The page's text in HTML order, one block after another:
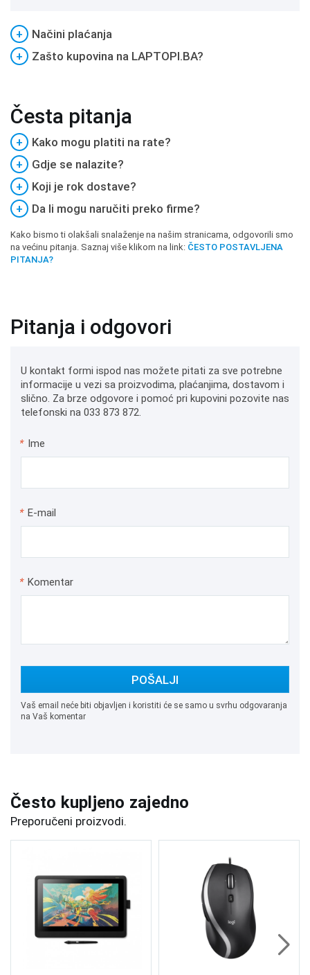
+
Načini plaćanja
+
Zašto kupovina na LAPTOPI.BA?
Česta pitanja
+
Kako mogu platiti na rate?
+
Gdje se nalazite?
+
Koji je rok dostave?
+
Da li mogu naručiti preko firme?
Kako bismo ti olakšali snalaženje na našim stranicama, odgovorili smo
na većinu pitanja. Saznaj više klikom na link: ČESTO POSTAVLJENA
PITANJA?
Pitanja i odgovori
U kontakt formi ispod nas možete pitati za sve potrebne
informacije u vezi sa proizvodima, plaćanjima, dostavom i
slično. Za brze odgovore i pomoć pri kupovini pozovite nas
telefonski na 033 873 872.
* Ime
* E-mail
* Komentar
POŠALJI
Vaš email neće biti objavljen i koristiti će se samo u svrhu odgovaranja
na Vaš komentar
Često kupljeno zajedno
Preporučeni proizvodi.